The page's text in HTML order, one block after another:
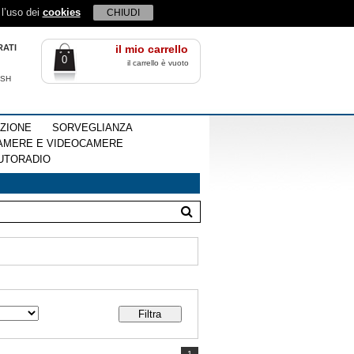
dei cookies CHIUDI
il mio carrello
0 il carrello è vuoto
SORVEGLIANZA
E VIDEOCAMERE